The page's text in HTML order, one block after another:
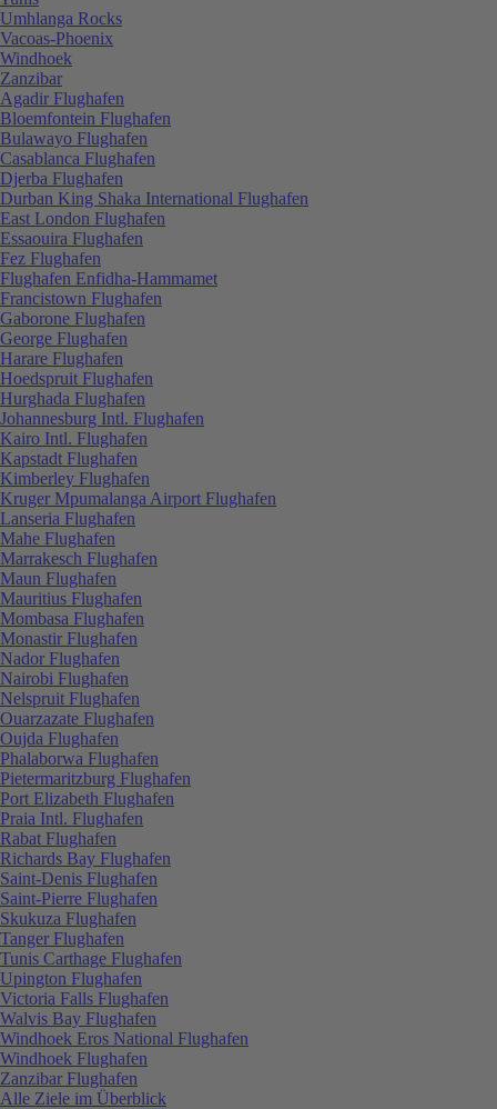
Umhlanga Rocks
Vacoas-Phoenix
Windhoek
Zanzibar
Agadir Flughafen
Bloemfontein Flughafen
Bulawayo Flughafen
Casablanca Flughafen
Djerba Flughafen
Durban King Shaka International Flughafen
East London Flughafen
Essaouira Flughafen
Fez Flughafen
Flughafen Enfidha-Hammamet
Francistown Flughafen
Gaborone Flughafen
George Flughafen
Harare Flughafen
Hoedspruit Flughafen
Hurghada Flughafen
Johannesburg Intl. Flughafen
Kairo Intl. Flughafen
Kapstadt Flughafen
Kimberley Flughafen
Kruger Mpumalanga Airport Flughafen
Lanseria Flughafen
Mahe Flughafen
Marrakesch Flughafen
Maun Flughafen
Mauritius Flughafen
Mombasa Flughafen
Monastir Flughafen
Nador Flughafen
Nairobi Flughafen
Nelspruit Flughafen
Ouarzazate Flughafen
Oujda Flughafen
Phalaborwa Flughafen
Pietermaritzburg Flughafen
Port Elizabeth Flughafen
Praia Intl. Flughafen
Rabat Flughafen
Richards Bay Flughafen
Saint-Denis Flughafen
Saint-Pierre Flughafen
Skukuza Flughafen
Tanger Flughafen
Tunis Carthage Flughafen
Upington Flughafen
Victoria Falls Flughafen
Walvis Bay Flughafen
Windhoek Eros National Flughafen
Windhoek Flughafen
Zanzibar Flughafen
Alle Ziele im Überblick